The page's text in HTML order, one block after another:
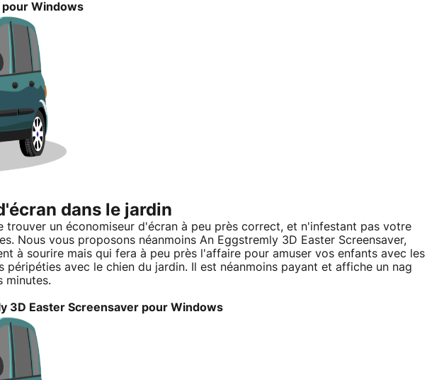
pour Windows
dans le jardin
trouver un économiseur d'écran à peu près correct, et n'infestant pas votre
Nous vous proposons néanmoins An Eggstremly 3D Easter Screensaver,
à sourire mais qui fera à peu près l'affaire pour amuser vos enfants avec les
péripéties avec le chien du jardin. Il est néanmoins payant et affiche un nag
minutes.
3D Easter Screensaver pour Windows